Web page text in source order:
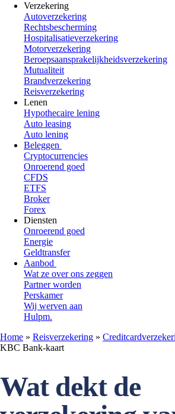
Verzekering
Autoverzekering
Rechtsbescherming
Hospitalisatieverzekering
Motorverzekering
Beroepsaansprakelijkheidsverzekering
Mutualiteit
Brandverzekering
Reisverzekering
Lenen
Hypothecaire lening
Auto leasing
Auto lening
Beleggen
Cryptocurrencies
Onroerend goed
CFDS
ETFS
Broker
Forex
Diensten
Onroerend goed
Energie
Geldtransfer
Aanbod
Wat ze over ons zeggen
Partner worden
Perskamer
Wij werven aan
Hulpm.
Home » Reisverzekering »
KBC Bank-kaart
Wat dekt de